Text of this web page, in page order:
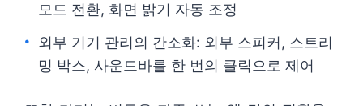
모드 전환, 화면 밝기 자동 조정
외부 기기 관리의 간소화: 외부 스피커, 스트리
밍 박스, 사운드바를 한 번의 클릭으로 제어